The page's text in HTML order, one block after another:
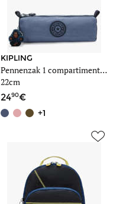
KIPLING
Pennenzak 1 compartiment Back to school
22cm
2490
+1